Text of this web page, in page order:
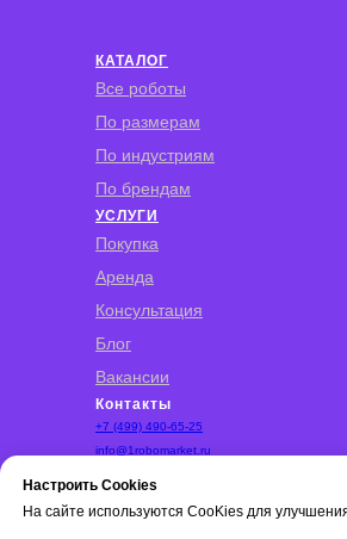
КАТАЛОГ
Все роботы
По размерам
По индустриям
По брендам
УСЛУГИ
Покупка
Аренда
Консультация
Блог
Вакансии
Контакты
+7 (499) 490-65-25
info@1robomarket.ru
Настроить Cookies
На сайте используются CooKies для